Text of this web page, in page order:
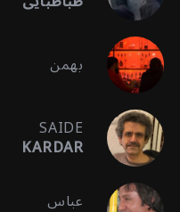
بهمن
SAIDE
KARDAR
عباس